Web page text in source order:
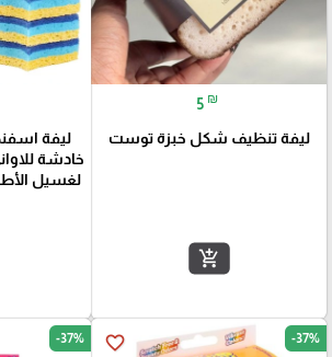
5 ₪
ليفة تنظيف شكل خبزة توست
add_shopping_cart
ليفة
خادشة
لغسيل
favorite_border -37%
-37%